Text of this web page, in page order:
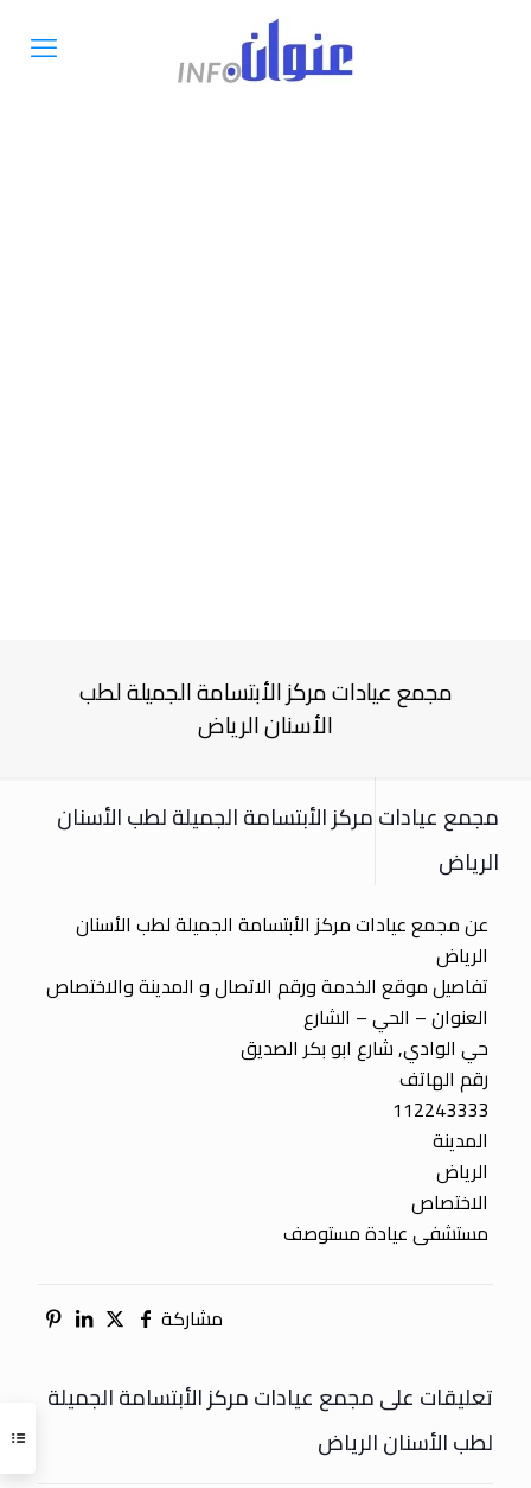
مجمع عيادات مركز الأبتسامة الجميلة لطب
الأسنان الرياض
مجمع عيادات مركز الأبتسامة الجميلة لطب الأسنان
الرياض
عن مجمع عيادات مركز الأبتسامة الجميلة لطب الأسنان
الرياض
تفاصيل موقع الخدمة ورقم الاتصال و المدينة والاختصاص
العنوان – الحي – الشارع
حي الوادي, شارع ابو بكر الصديق
رقم الهاتف
112243333
المدينة
الرياض
الاختصاص
مستشفى عيادة مستوصف
مشاركة
تعليقات على مجمع عيادات مركز الأبتسامة الجميلة
لطب الأسنان الرياض